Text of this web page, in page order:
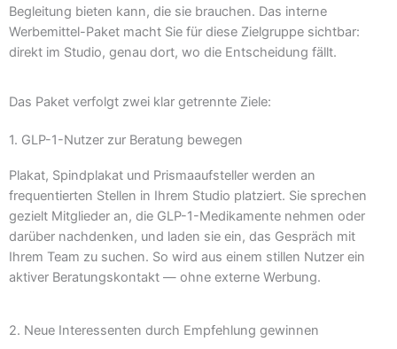
Begleitung bieten kann, die sie brauchen. Das interne
Werbemittel-Paket macht Sie für diese Zielgruppe sichtbar:
direkt im Studio, genau dort, wo die Entscheidung fällt.
Das Paket verfolgt zwei klar getrennte Ziele:
1. GLP-1-Nutzer zur Beratung bewegen
Plakat, Spindplakat und Prismaaufsteller werden an
frequentierten Stellen in Ihrem Studio platziert. Sie sprechen
gezielt Mitglieder an, die GLP-1-Medikamente nehmen oder
darüber nachdenken, und laden sie ein, das Gespräch mit
Ihrem Team zu suchen. So wird aus einem stillen Nutzer ein
aktiver Beratungskontakt — ohne externe Werbung.
2. Neue Interessenten durch Empfehlung gewinnen